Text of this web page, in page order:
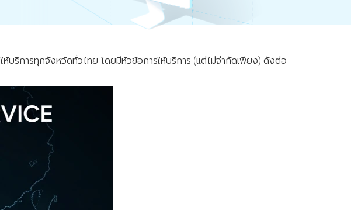
บริการทุกจังหวัดทั่วไทย โดยมีหัวข้อการให้บริการ (แต่ไม่จำกัดเพียง) ดังต่อ